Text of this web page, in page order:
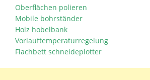
Oberflächen polieren
Mobile bohrständer
Holz hobelbank
Vorlauftemperaturregelung
Flachbett schneideplotter